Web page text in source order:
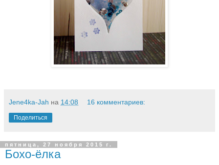
Jene4ka-Jah на 14:08 16 комментариев:
Поделиться
пятница, 27 ноября 2015 г.
Бохо-ёлка